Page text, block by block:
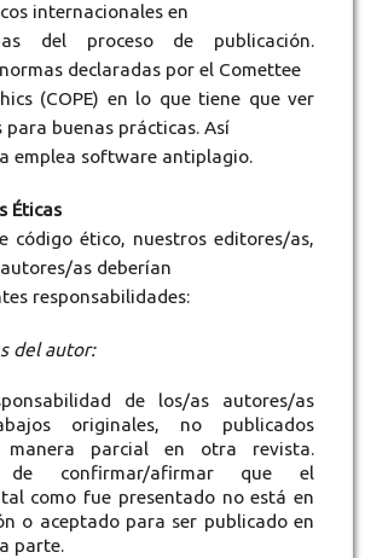
internacionales en
del proceso de publicación.
declaradas por el Comettee
(COPE) en lo que tiene que ver
para buenas prácticas. Así
emplea software antiplagio.
Éticas
código ético, nuestros editores/as,
as deberían
responsabilidades:
del autor:
de los/as autores/as
originales, no publicados
manera parcial en otra revista.
de confirmar/afirmar que el
como fue presentado no está en
o aceptado para ser publicado en
parte.